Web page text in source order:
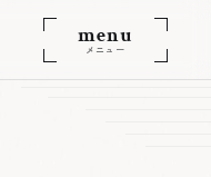
menu
メニュー